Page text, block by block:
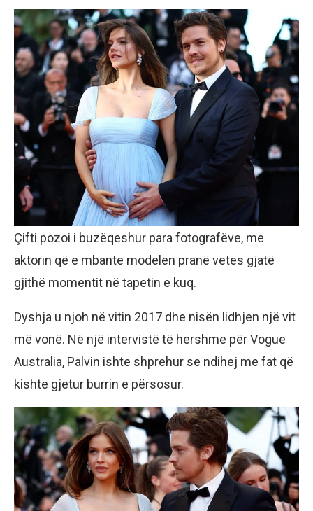
Çifti pozoi i buzëqeshur para fotografëve, me
aktorin që e mbante modelen pranë vetes gjatë
gjithë momentit në tapetin e kuq.
Dyshja u njoh në vitin 2017 dhe nisën lidhjen një vit
më vonë. Në një intervistë të hershme për Vogue
Australia, Palvin ishte shprehur se ndihej me fat që
kishte gjetur burrin e përsosur.